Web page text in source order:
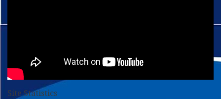
Site Statistics